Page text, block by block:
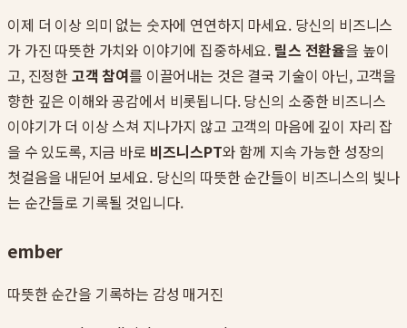
이제 더 이상 의미 없는 숫자에 연연하지 마세요. 당신의 비즈니스
가 가진 따뜻한 가치와 이야기에 집중하세요. 릴스 전환율을 높이
고, 진정한고객 참여를 이끌어내는 것은 결국 기술이 아닌, 고객을
향한 깊은 이해와 공감에서 비롯됩니다. 당신의 소중한 비즈니스
이야기가 더 이상 스쳐 지나가지 않고 고객의 마음에 깊이 자리 잡
을 수 있도록, 지금 바로 비즈니스PT와 함께 지속 가능한 성장의
첫걸음을 내딛어 보세요. 당신의 따뜻한 순간들이 비즈니스의 빛나
는 순간들로 기록될 것입니다.
ember
따뜻한 순간을 기록하는 감성 매거진